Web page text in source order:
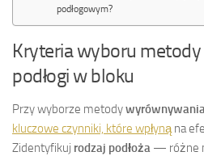
podłogowym?
Kryteria wyboru
podłogi w bloku
Przy wyborze metody
kluczowe czynniki, które wpłyną na
Zidentyfikuj rodzaj podłoża — różne